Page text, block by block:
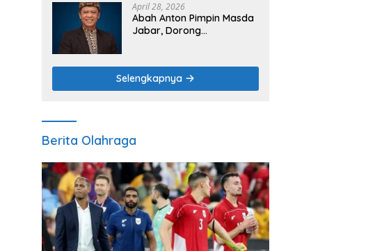
April 28, 2026
Abah Anton Pimpin Masda
Jabar, Dorong
dan Ketahanan Pangan
Selengkapnya
Berita Olahraga